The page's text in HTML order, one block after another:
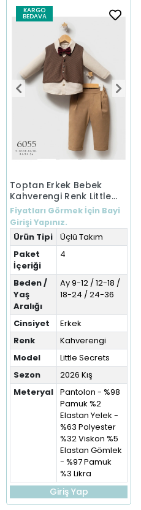
KARGO
BEDAVA
Toptan Erkek Bebek
Kahverengi Renk Little
Secrets Kışlık Üçlü Takım
(9-36 Ay)
Fiyatları Görmek İçin Bayi
Girişi Yapınız.
Ürün Tipi
Üçlü Takım
Paket
İçeriği
4
Beden /
Yaş
Aralığı
Ay 9-12 / 12-18 /
18-24 / 24-36
Cinsiyet
Erkek
Renk
Kahverengi
Model
Little Secrets
Sezon
2026 Kış
Meteryal Pantolon - %98
Pamuk %2
Elastan Yelek -
%63 Polyester
%32 Viskon %5
Elastan Gömlek
- %97 Pamuk
%3 Likra
Giriş Yap